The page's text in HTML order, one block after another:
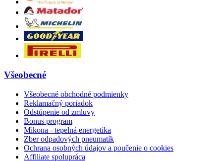
Všeobecné
Všeobecné obchodné podmienky
Reklamačný poriadok
Odstúpenie od zmluvy
Bonus program
Mikona - tepelná energetika
Zber odpadových pneumatík
Ochrana osobných údajov a poučenie o cookies
Affiliate spolupráca